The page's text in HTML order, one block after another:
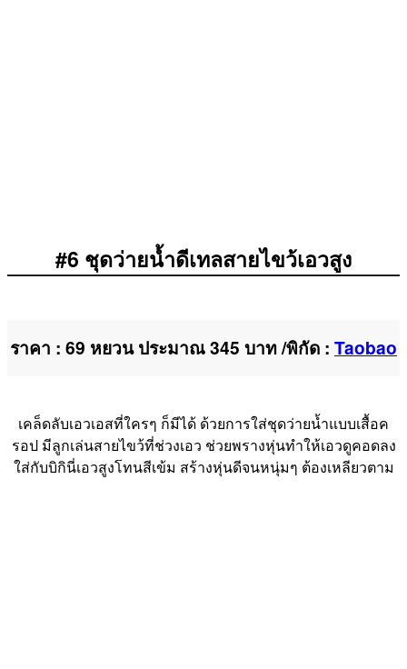
#6 ชุดว่ายน้ำดีเทลสายไขว้เอวสูง
ราคา : 69 หยวน ประมาณ 345 บาท /พิกัด : Taobao
เคล็ดลับเอวเอสที่ใครๆ ก็มีได้ ด้วยการใส่ชุดว่ายน้ำแบบเสื้อค
รอป มีลูกเล่นสายไขว้ที่ช่วงเอว ช่วยพรางหุ่นทำให้เอวดูคอดลง
ใส่กับบิกินี่เอวสูงโทนสีเข้ม สร้างหุ่นดีจนหนุ่มๆ ต้องเหลียวตาม